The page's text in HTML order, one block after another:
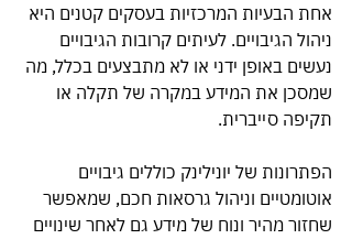
אחת הבעיות המרכזיות בעסקים קטנים היא
ניהול הגיבויים. לעיתים קרובות הגיבויים
נעשים באופן ידני או לא מתבצעים בכלל, מה
שמסכן את המידע במקרה של תקלה או
תקיפה סייברית.
הפתרונות של יונילינק כוללים גיבויים
אוטומטיים וניהול גרסאות חכם, שמאפשר
שחזור מהיר ונוח של מידע גם לאחר שינויים